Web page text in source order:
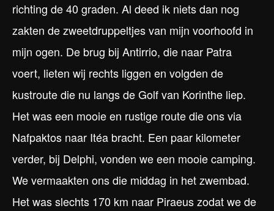
richting de 40 graden. Al deed ik niets dan nog
zakten de zweetdruppeltjes van mijn voorhoofd in
mijn ogen. De brug bij Antirrio, die naar Patra
voert, lieten wij rechts liggen en volgden de
kustroute die nu langs de Golf van Korinthe liep.
Het was een mooie en rustige route die ons via
Nafpaktos naar Itéa bracht. Een paar kilometer
verder, bij Delphi, vonden we een mooie camping.
We vermaakten ons die middag in het zwembad.
Het was slechts 170 km naar Piraeus zodat we de